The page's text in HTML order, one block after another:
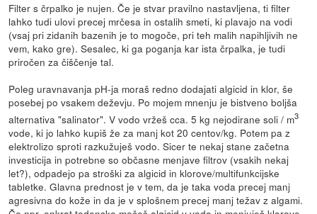
Filter s črpalko je nujen. Če je stvar pravilno nastavljena, ti filter
lahko tudi ulovi precej mrčesa in ostalih smeti, ki plavajo na vodi
(vsaj pri zidanih bazenih je to mogoče, pri teh malih napihljivih ne
vem, kako gre). Sesalec, ki ga poganja kar ista črpalka, je tudi
priročen za čiščenje tal.
Poleg uravnavanja pH-ja moraš redno dodajati algicid in klor, še
posebej po vsakem deževju. Po mojem mnenju je bistveno boljša
alternativa "salinator". V vodo vržeš cca. 5 kg nejodirane soli / m3
vode, ki jo lahko kupiš že za manj kot 20 centov/kg. Potem pa z
elektrolizo sproti razkužuješ vodo. Sicer te nekaj stane začetna
investicija in potrebne so občasne menjave filtrov (vsakih nekaj
let?), odpadejo pa stroški za algicid in klorove/multifunkcijske
tabletke. Glavna prednost je v tem, da je taka voda precej manj
agresivna do kože in da je v splošnem precej manj težav z algami.